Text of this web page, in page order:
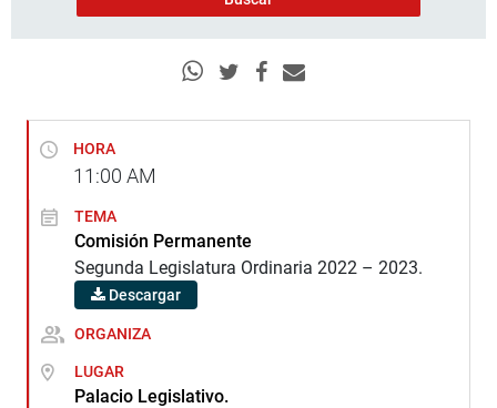
HORA
11:00 AM
TEMA
Comisión Permanente
Segunda Legislatura Ordinaria 2022 – 2023.
Descargar
ORGANIZA
LUGAR
Palacio Legislativo.